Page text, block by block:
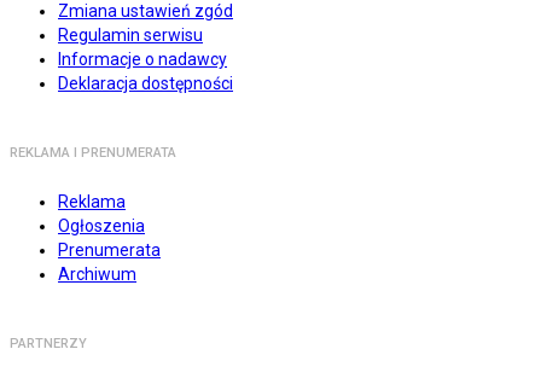
Zmiana ustawień zgód
Regulamin serwisu
Informacje o nadawcy
Deklaracja dostępności
REKLAMA I PRENUMERATA
Reklama
Ogłoszenia
Prenumerata
Archiwum
PARTNERZY